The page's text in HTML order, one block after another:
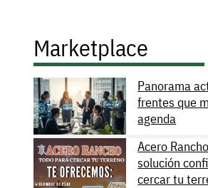
Marketplace
Panorama
frentes que
agenda
Acero
solución
cercar tu